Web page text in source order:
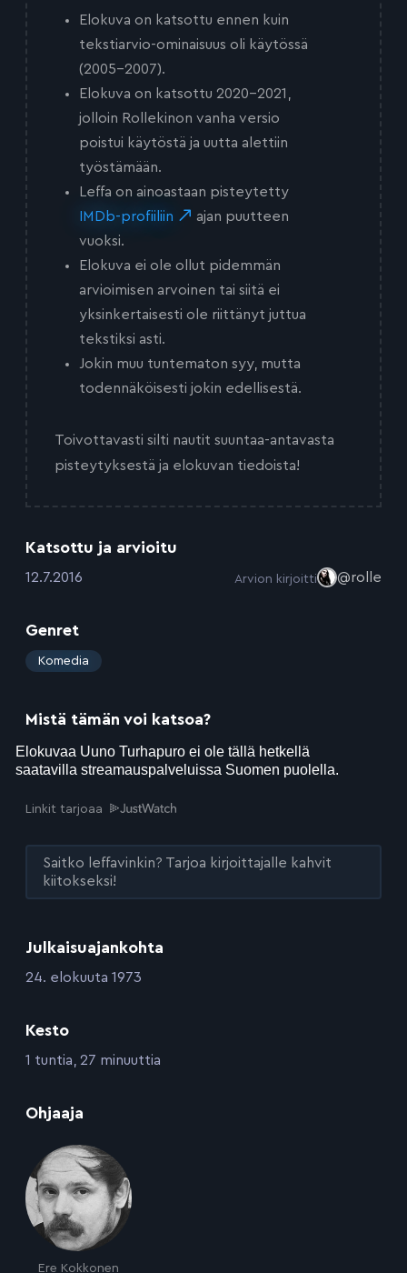
Julkaisuajankohta
:24. elokuuta 1973
Kesto
:1 tuntia, 27 minuuttia
Ohjaaja
Ere Kokkonen
Elokuva on katsottu ennen kuin
tekstiarvio-ominaisuus oli käytössä
(2005-2007).
Elokuva on katsottu 2020-2021,
jolloin Rollekinon vanha versio
poistui käytöstä ja uutta alettiin
työstämään.
Leffa on ainoastaan pisteytetty
IMDb-profiiliin
ajan puutteen
vuoksi.
Elokuva ei ole ollut pidemmän
arvioimisen arvoinen tai siitä ei
yksinkertaisesti ole riittänyt juttua
tekstiksi asti.
Jokin muu tuntematon syy, mutta
todennäköisesti jokin edellisestä.
Toivottavasti silti nautit suuntaa-antavasta
pisteytyksestä ja elokuvan tiedoista!
Katsottu ja arvioitu
:12.7.2016 Arvion kirjoitti @rolle
Genret
: Komedia
Mistä tämän voi katsoa?
Linkit tarjoaa
Saitko leffavinkin? Tarjoa kirjoittajalle kahvit
kiitokseksi!